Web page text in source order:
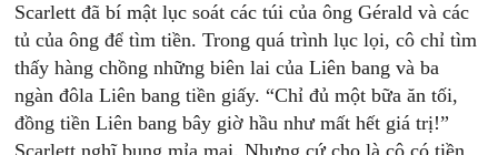
Scarlett đã bí mật lục soát các túi của ông Gérald và các
tủ của ông để tìm tiền. Trong quá trình lục lọi, cô chỉ tìm
thấy hàng chồng những biên lai của Liên bang và ba
ngàn đôla Liên bang tiền giấy. “Chỉ đủ một bữa ăn tối,
đồng tiền Liên bang bây giờ hầu như mất hết giá trị!”
Scarlett nghĩ bụng mỉa mai. Nhưng cứ cho là cô có tiền